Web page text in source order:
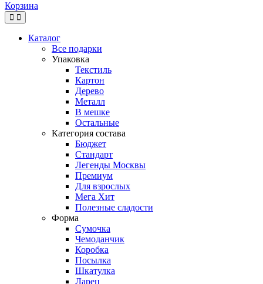
Корзина
Каталог
Все подарки
Упаковка
Текстиль
Картон
Дерево
Металл
В мешке
Остальные
Категория состава
Бюджет
Стандарт
Легенды Москвы
Премиум
Для взрослых
Мега Хит
Полезные сладости
Форма
Сумочка
Чемоданчик
Коробка
Посылка
Шкатулка
Ларец